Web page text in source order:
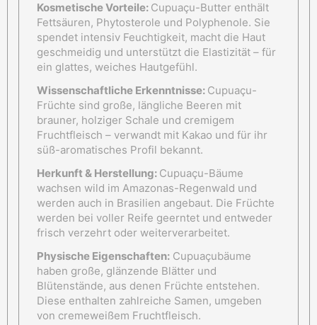
Kosmetische Vorteile: Cupuaçu-Butter enthält
Fettsäuren, Phytosterole und Polyphenole. Sie
spendet intensiv Feuchtigkeit, macht die Haut
geschmeidig und unterstützt die Elastizität – für
ein glattes, weiches Hautgefühl.
Wissenschaftliche Erkenntnisse: Cupuaçu-
Früchte sind große, längliche Beeren mit
brauner, holziger Schale und cremigem
Fruchtfleisch – verwandt mit Kakao und für ihr
süß-aromatisches Profil bekannt.
Herkunft & Herstellung: Cupuaçu-Bäume
wachsen wild im Amazonas-Regenwald und
werden auch in Brasilien angebaut. Die Früchte
werden bei voller Reife geerntet und entweder
frisch verzehrt oder weiterverarbeitet.
Physische Eigenschaften: Cupuaçubäume
haben große, glänzende Blätter und
Blütenstände, aus denen Früchte entstehen.
Diese enthalten zahlreiche Samen, umgeben
von cremeweißem Fruchtfleisch.